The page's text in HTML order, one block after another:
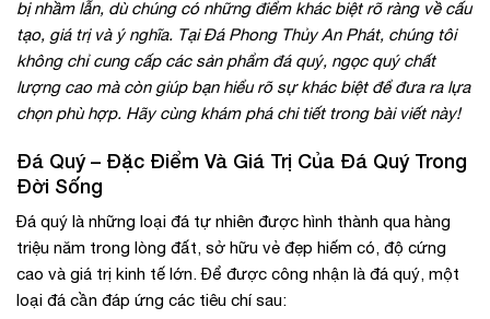
bị nhầm lẫn, dù chúng có những điểm khác biệt rõ ràng về cấu
tạo, giá trị và ý nghĩa. Tại Đá Phong Thủy An Phát, chúng tôi
không chỉ cung cấp các sản phẩm đá quý, ngọc quý chất
lượng cao mà còn giúp bạn hiểu rõ sự khác biệt để đưa ra lựa
chọn phù hợp. Hãy cùng khám phá chi tiết trong bài viết này!
Đá Quý – Đặc Điểm Và Giá Trị Của Đá Quý Trong
Đời Sống
Đá quý là những loại đá tự nhiên được hình thành qua hàng
triệu năm trong lòng đất, sở hữu vẻ đẹp hiếm có, độ cứng
cao và giá trị kinh tế lớn. Để được công nhận là đá quý, một
loại đá cần đáp ứng các tiêu chí sau: